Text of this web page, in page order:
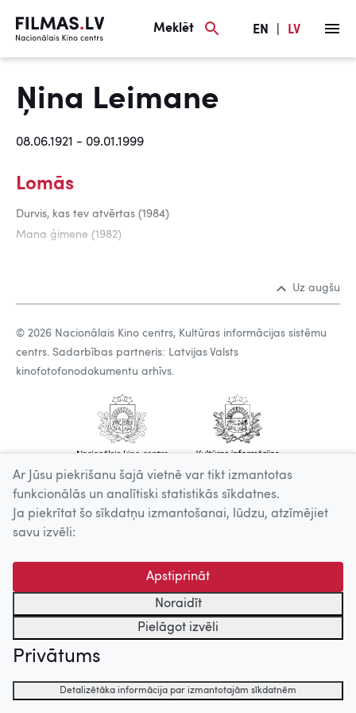
Meklēt EN LV
Ņina Leimane
08.06.1921 - 09.01.1999
Lomās
Durvis, kas tev atvērtas (1984)
Mana ģimene (1982)
Uz augšu
© 2026 Nacionālais Kino centrs, Kultūras informācijas sistēmu
centrs. Sadarbības partneris: Latvijas Valsts
kinofotofonodokumentu arhīvs.
Ar Jūsu piekrišanu šajā vietnē var tikt izmantotas
funkcionālās un analītiski statistikās sīkdatnes.
Ja piekrītat šo sīkdatņu izmantošanai, lūdzu, atzīmējiet
savu izvēli:
Apstiprināt
Noraidīt
Pielāgot izvēli
Privātums
Detalizētāka informācija par izmantotajām sīkdatnēm